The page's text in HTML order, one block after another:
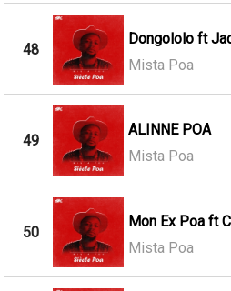
48
Dongololo ft
Mista Poa
49
ALINNE POA
Mista Poa
50
Mon Ex Poa ft
Mista Poa